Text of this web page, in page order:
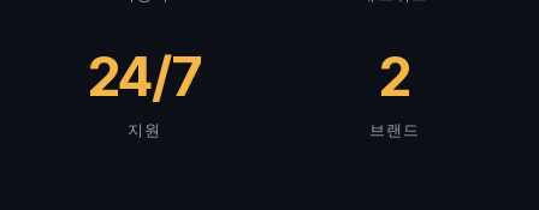
24/7
지원
2
브랜드